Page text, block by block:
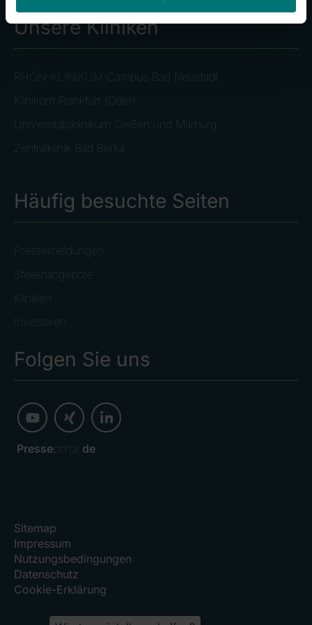
Unsere Kliniken
RHÖN-KLINIKUM Campus Bad Neustadt
Klinikum Frankfurt (Oder)
Universitätsklinikum Gießen und Marburg
Zentralklinik Bad Berka
Häufig besuchte Seiten
Pressemeldungen
Stellenangebote
Kliniken
Investoren
Folgen Sie uns
Presseportal. de
Sitemap
Impressum
Nutzungsbedingungen
Datenschutz
Cookie-Erklärung